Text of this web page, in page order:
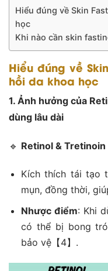
Hiểu đúng về Skin
học
Khi nào cần skin
Hiểu đúng về
hồi da khoa học
1. Ảnh hưởng của
dùng lâu dài
🔹 Retinol &
Kích thích tái tạo
mụn, đồng thời,
Nhược điểm: Khi
có thể bị bong
bảo vệ【4】.